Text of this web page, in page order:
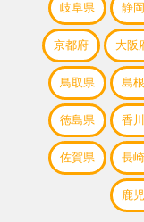
岐阜県 静
京都府 大阪
鳥取県 島
徳島県 香
佐賀県 長
鹿